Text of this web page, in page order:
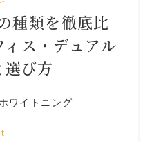
種類を徹底比
ス・デュアル
び方
ホワイトニング